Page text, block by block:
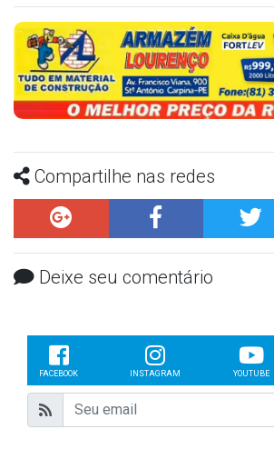
Compartilhe nas redes
Deixe seu comentário
FACEBOOK INSTAGRAM YOUTUBE